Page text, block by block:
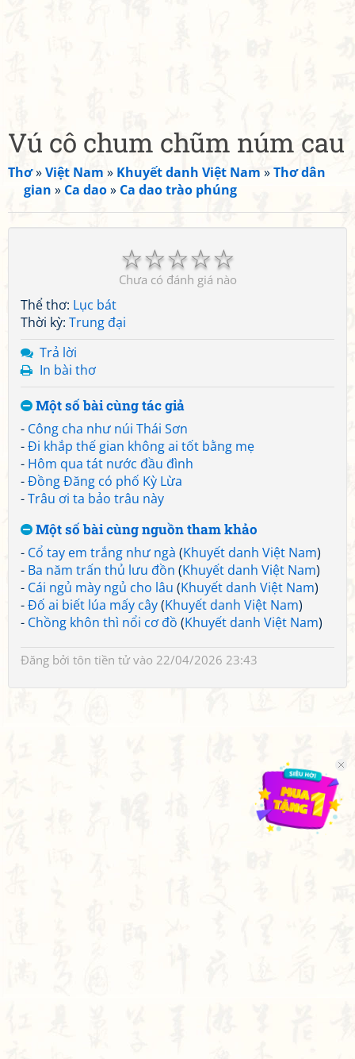
Vú cô chum chũm núm cau
Thơ»Việt Nam » Khuyết danh Việt Nam »Thơ dân
gian » Ca dao» Ca dao trào phúng
☆
☆
☆
☆
☆
Chưa có đánh giá nào
Thể thơ: Lục bát
Thời kỳ: Trung đại
Trả lời
In bài thơ
Một số bài cùng tác giả
- Công cha như núi Thái Sơn
-Đi khắp thế gian không ai tốt bằng mẹ
- Hôm qua tát nước đầu đình
-Đồng Đăng có phố Kỳ Lừa
-Trâu ơi ta bảo trâu này
Một số bài cùng nguồn tham khảo
- Cổ tay em trắng như ngà (Khuyết danh Việt Nam)
- Ba năm trấn thủ lưu đồn (Khuyết danh Việt Nam)
- Cái ngủ mày ngủ cho lâu (Khuyết danh Việt Nam)
-Đố ai biết lúa mấy cây(Khuyết danh Việt Nam)
- Chồng khôn thì nổi cơ đồ (Khuyết danh Việt Nam)
Đăng bởi tôn tiền tửvào 22/04/2026 23:43